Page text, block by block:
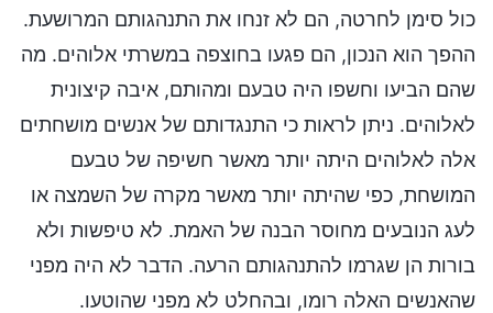
כול סימן לחרטה, הם לא זנחו את התנהגותם המרושעת.
ההפך הוא הנכון, הם פגעו בחוצפה במשרתי אלוהים. מה
שהם הביעו וחשפו היה טבעם ומהותם, איבה קיצונית
לאלוהים. ניתן לראות כי התנגדותם של אנשים מושחתים
אלה לאלוהים היתה יותר מאשר חשיפה של טבעם
המושחת, כפי שהיתה יותר מאשר מקרה של השמצה או
לעג הנובעים מחוסר הבנה של האמת. לא טיפשות ולא
בורות הן שגרמו להתנהגותם הרעה. הדבר לא היה מפני
שהאנשים האלה רומו, ובהחלט לא מפני שהוטעו.